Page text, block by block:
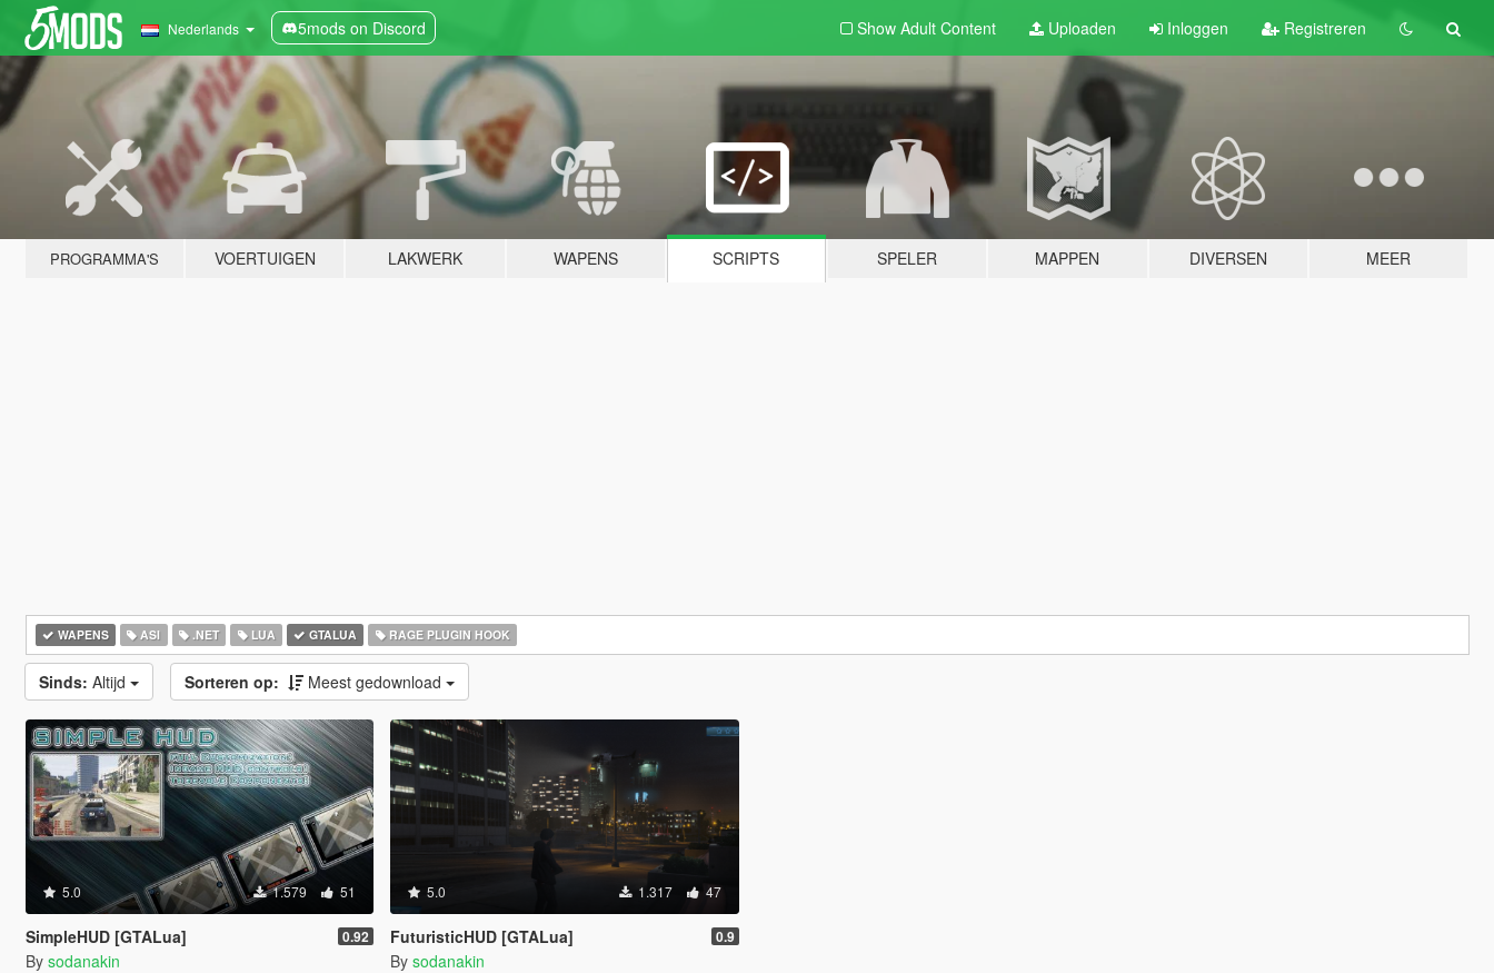
Nederlands 5mods on Discord Show Adult Content Uploaden Inloggen Registreren
PROGRAMMA'S VOERTUIGEN LAKWERK WAPENS SCRIPTS SPELER MAPPEN DIVERSEN MEER
WAPENS ASI .NET LUA GTALUA RAGE PLUGIN HOOK
Sinds: Altijd Sorteren op: Meest gedownload
5.0 1.579 51
SimpleHUD [GTALua] 0.92
By sodanakin
5.0 1.317 47
FuturisticHUD [GTALua] 0.9
By sodanakin